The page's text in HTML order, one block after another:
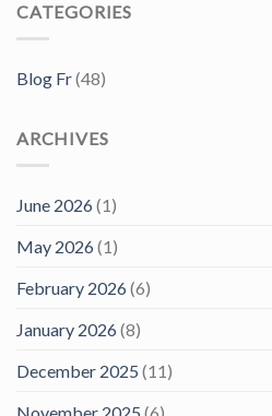
CATEGORIES
Blog Fr(48)
ARCHIVES
June 2026(1)
May 2026(1)
February 2026(6)
January 2026(8)
December 2025 (11)
November 2025 (6)